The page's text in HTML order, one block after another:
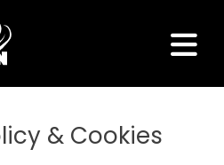
& Cookies